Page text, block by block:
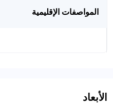
المواصفات الإقليمية
الأبعاد